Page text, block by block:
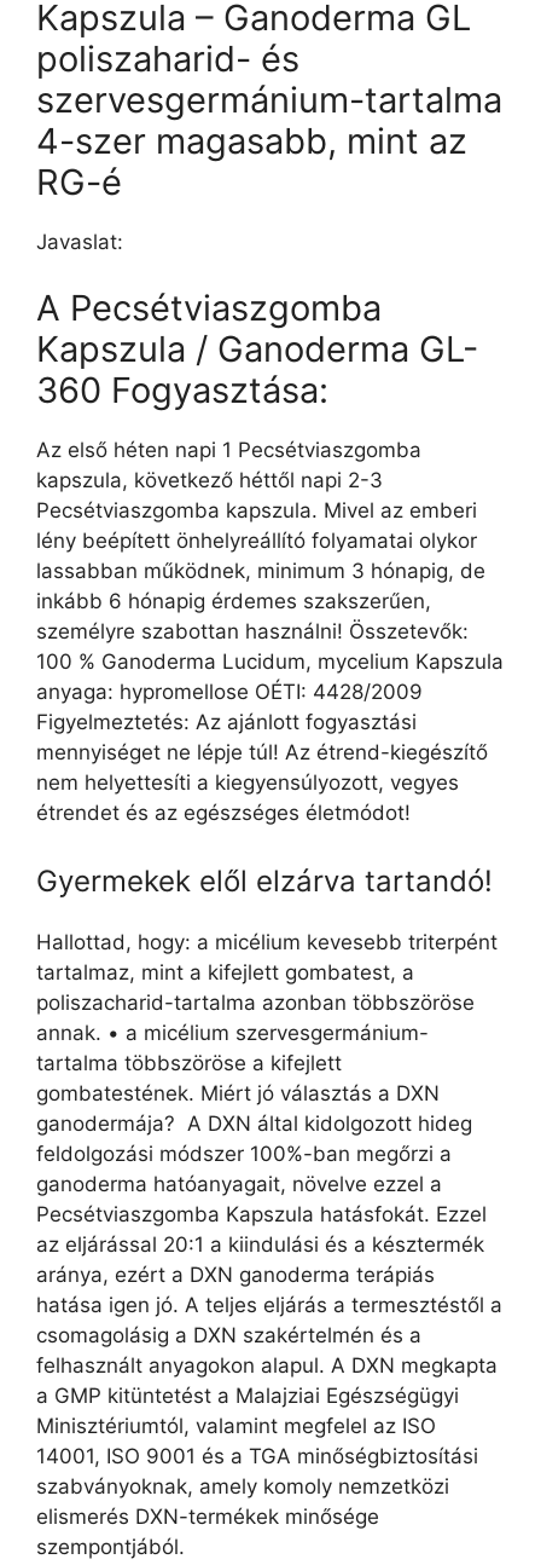
Kapszula – Ganoderma GL
poliszaharid- és
szervesgermánium-tartalma
4-szer magasabb, mint az
RG-é
Javaslat:
A Pecsétviaszgomba
Kapszula / Ganoderma GL-
360 Fogyasztása:
Az első héten napi 1 Pecsétviaszgomba
kapszula, következő héttől napi 2-3
Pecsétviaszgomba kapszula. Mivel az emberi
lény beépített önhelyreállító folyamatai olykor
lassabban működnek, minimum 3 hónapig, de
inkább 6 hónapig érdemes szakszerűen,
személyre szabottan használni! Összetevők:
100 % Ganoderma Lucidum, mycelium Kapszula
anyaga: hypromellose OÉTI: 4428/2009
Figyelmeztetés: Az ajánlott fogyasztási
mennyiséget ne lépje túl! Az étrend-kiegészítő
nem helyettesíti a kiegyensúlyozott, vegyes
étrendet és az egészséges életmódot!
Gyermekek elől elzárva tartandó!
Hallottad, hogy: a micélium kevesebb triterpént
tartalmaz, mint a kifejlett gombatest, a
poliszacharid-tartalma azonban többszöröse
annak. • a micélium szervesgermánium-
tartalma többszöröse a kifejlett
gombatestének. Miért jó választás a DXN
ganodermája? A DXN által kidolgozott hideg
feldolgozási módszer 100%-ban megőrzi a
ganoderma hatóanyagait, növelve ezzel a
Pecsétviaszgomba Kapszula hatásfokát. Ezzel
az eljárással 20:1 a kiindulási és a késztermék
aránya, ezért a DXN ganoderma terápiás
hatása igen jó. A teljes eljárás a termesztéstől a
csomagolásig a DXN szakértelmén és a
felhasznált anyagokon alapul. A DXN megkapta
a GMP kitüntetést a Malajziai Egészségügyi
Minisztériumtól, valamint megfelel az ISO
14001, ISO 9001 és a TGA minőségbiztosítási
szabványoknak, amely komoly nemzetközi
elismerés DXN-termékek minősége
szempontjából.